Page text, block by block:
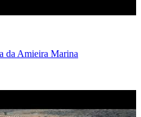
da Amieira Marina